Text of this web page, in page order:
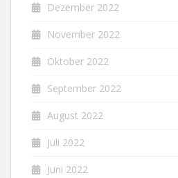
Dezember 2022
November 2022
Oktober 2022
September 2022
August 2022
Juli 2022
Juni 2022